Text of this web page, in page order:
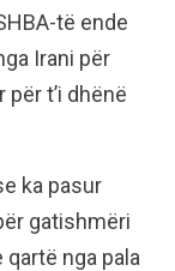
të ende
Irani për
t’i dhënë
ka pasur
gatishmëri
nga pala